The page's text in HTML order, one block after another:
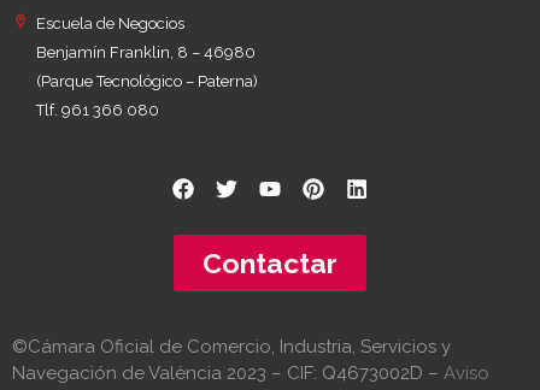
Escuela de Negocios
Benjamín Franklin, 8 – 46980
(Parque Tecnológico – Paterna)
Tlf. 961 366 080
Contactar
©Cámara Oficial de Comercio, Industria, Servicios y
Navegación de València 2023 – CIF: Q4673002D – Aviso